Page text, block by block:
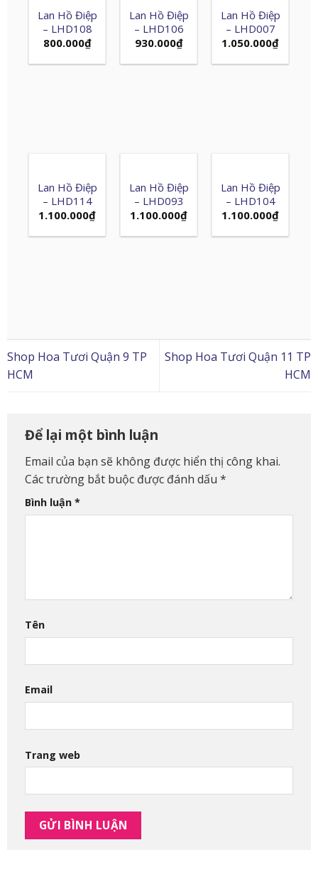
Lan Hồ Điệp
– LHD108
800.000₫
Lan Hồ Điệp
– LHD106
930.000₫
Lan Hồ Điệp
– LHD007
1.050.000₫
Lan Hồ Điệp
– LHD114
1.100.000₫
Lan Hồ Điệp
– LHD093
1.100.000₫
Lan Hồ Điệp
– LHD104
1.100.000₫
Shop Hoa Tươi Quận 9 TP
HCM
Shop Hoa Tươi Quận 11 TP
HCM
Để lại một bình luận
Email của bạn sẽ không được hiển thị công khai.
Các trường bắt buộc được đánh dấu *
Bình luận *
Tên
Email
Trang web